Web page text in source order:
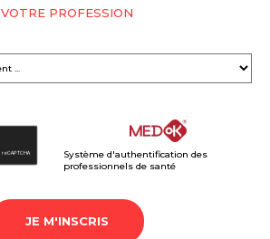
VOTRE PROFESSION
Système d'authentification des
professionnels de santé
JE M'INSCRIS